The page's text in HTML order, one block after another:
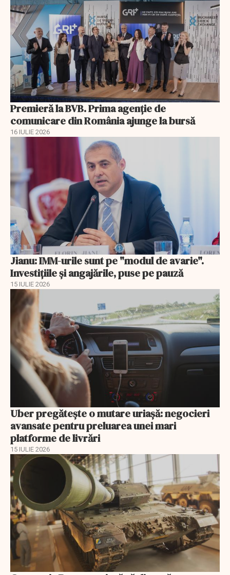
Premieră la BVB. Prima agenție de
comunicare din România ajunge la bursă
16 IULIE 2026
Jianu: IMM-urile sunt pe "modul de avarie".
Investițiile și angajările, puse pe pauză
15 IULIE 2026
Uber pregătește o mutare uriașă: negocieri
avansate pentru preluarea unei mari
platforme de livrări
15 IULIE 2026